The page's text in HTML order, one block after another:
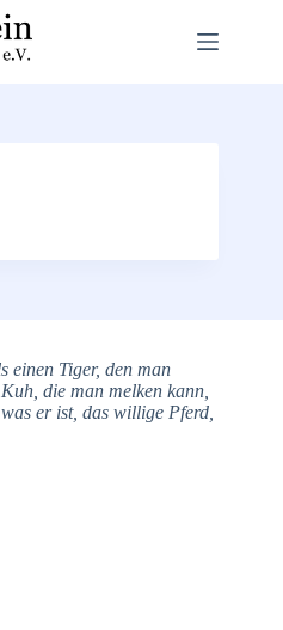
einen Tiger, den man
die man melken kann,
er ist, das willige Pferd,